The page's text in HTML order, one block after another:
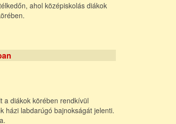
ahol középiskolás diákok
a diákok körében rendkívül
házi labdarúgó bajnokságát jelenti.